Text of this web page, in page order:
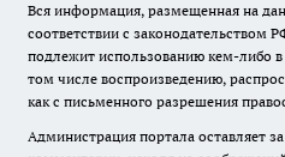
Вся информация, размещенная на
соответствии с законодательством
подлежит использованию кем-либо
том числе воспроизведению,
как с письменного разрешения
Администрация портала оставляет